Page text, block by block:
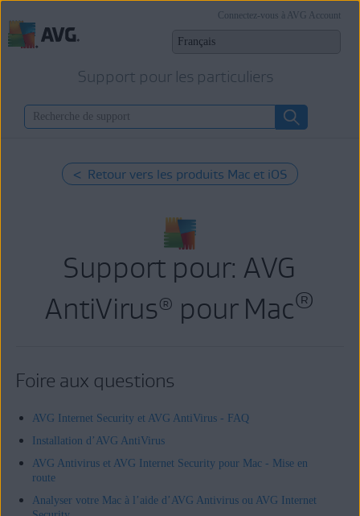
Support pour les particuliers
Connectez-vous à AVG Account
< Retour vers les produits Mac et iOS
Support pour: AVG
AntiVirus® pour Mac®
Foire aux questions
AVG Internet Security et AVG AntiVirus - FAQ
Installation d’AVG AntiVirus
AVG Antivirus et AVG Internet Security pour Mac - Mise en
route
Analyser votre Mac à l’aide d’AVG Antivirus ou AVG Internet